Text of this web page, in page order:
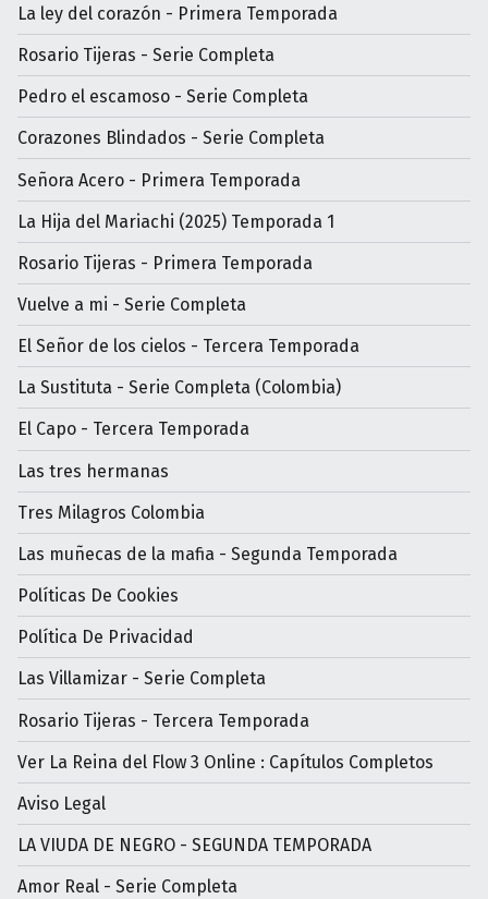
La ley del corazón - Primera Temporada
Rosario Tijeras - Serie Completa
Pedro el escamoso - Serie Completa
Corazones Blindados - Serie Completa
Señora Acero - Primera Temporada
La Hija del Mariachi (2025) Temporada 1
Rosario Tijeras - Primera Temporada
Vuelve a mi - Serie Completa
El Señor de los cielos - Tercera Temporada
La Sustituta - Serie Completa (Colombia)
El Capo - Tercera Temporada
Las tres hermanas
Tres Milagros Colombia
Las muñecas de la mafia - Segunda Temporada
Políticas De Cookies
Política De Privacidad
Las Villamizar - Serie Completa
Rosario Tijeras - Tercera Temporada
Ver La Reina del Flow 3 Online : Capítulos Completos
Aviso Legal
LA VIUDA DE NEGRO - SEGUNDA TEMPORADA
Amor Real - Serie Completa